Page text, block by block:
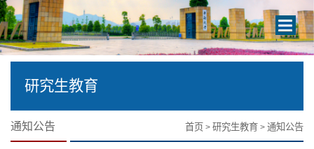
Toggle
研究生教育
通知公告 首页 > 研究生教育 > 通知公告